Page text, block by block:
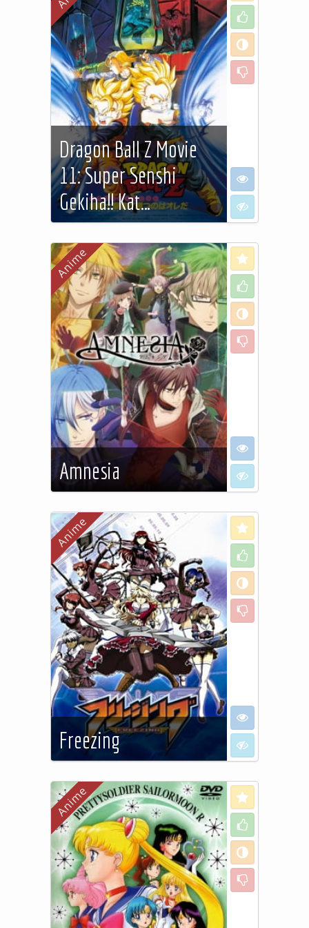
Dragon Ball Z Movie
11: Super Senshi
Gekiha!! Kat…
Like
Neutral
Dislike
I want to see
I don't want to
Amnesia
Love
Like
Neutral
Dislike
I want to see
I don't want to
Freezing
extra-dimensionnelle,
l'académie Genetics entraîne
l'élite guerrière mondiale,
formée de filles aussi sexy
qu'impitoyables, et d'un
binôme masculin. Au milieu de
ces furies débarque le jeune
Kazuya, dont la sœur est
tombée au champ d'honneur
Love
Like
Neutral
Dislike
I want to see
I don't want to
Love
Like
Neutral
Dislike